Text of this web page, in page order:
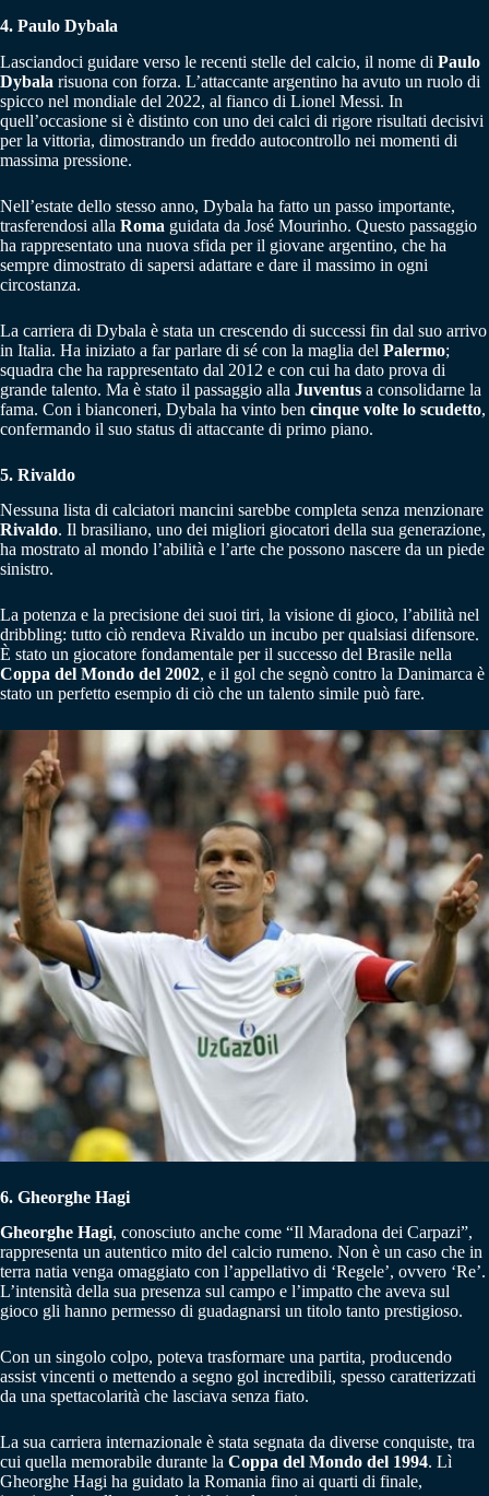
4. Paulo Dybala
Lasciandoci guidare verso le recenti stelle del calcio, il nome di Paulo
Dybala risuona con forza. L’attaccante argentino ha avuto un ruolo di
spicco nel mondiale del 2022, al fianco di Lionel Messi. In
quell’occasione si è distinto con uno dei calci di rigore risultati decisivi
per la vittoria, dimostrando un freddo autocontrollo nei momenti di
massima pressione.
Nell’estate dello stesso anno, Dybala ha fatto un passo importante,
trasferendosi alla Roma guidata da José Mourinho. Questo passaggio
ha rappresentato una nuova sfida per il giovane argentino, che ha
sempre dimostrato di sapersi adattare e dare il massimo in ogni
circostanza.
La carriera di Dybala è stata un crescendo di successi fin dal suo arrivo
in Italia. Ha iniziato a far parlare di sé con la maglia del Palermo;
squadra che ha rappresentato dal 2012 e con cui ha dato prova di
grande talento. Ma è stato il passaggio alla Juventus a consolidarne la
fama. Con i bianconeri, Dybala ha vinto ben cinque volte lo scudetto,
confermando il suo status di attaccante di primo piano.
5. Rivaldo
Nessuna lista di calciatori mancini sarebbe completa senza menzionare
Rivaldo. Il brasiliano, uno dei migliori giocatori della sua generazione,
ha mostrato al mondo l’abilità e l’arte che possono nascere da un piede
sinistro.
La potenza e la precisione dei suoi tiri, la visione di gioco, l’abilità nel
dribbling: tutto ciò rendeva Rivaldo un incubo per qualsiasi difensore.
È stato un giocatore fondamentale per il successo del Brasile nella
Coppa del Mondo del 2002, e il gol che segnò contro la Danimarca è
stato un perfetto esempio di ciò che un talento simile può fare.
6. Gheorghe Hagi
Gheorghe Hagi, conosciuto anche come “Il Maradona dei Carpazi”,
rappresenta un autentico mito del calcio rumeno. Non è un caso che in
terra natia venga omaggiato con l’appellativo di ‘Regele’, ovvero ‘Re’.
L’intensità della sua presenza sul campo e l’impatto che aveva sul
gioco gli hanno permesso di guadagnarsi un titolo tanto prestigioso.
Con un singolo colpo, poteva trasformare una partita, producendo
assist vincenti o mettendo a segno gol incredibili, spesso caratterizzati
da una spettacolarità che lasciava senza fiato.
La sua carriera internazionale è stata segnata da diverse conquiste, tra
cui quella memorabile durante la Coppa del Mondo del 1994. Lì
Gheorghe Hagi ha guidato la Romania fino ai quarti di finale,